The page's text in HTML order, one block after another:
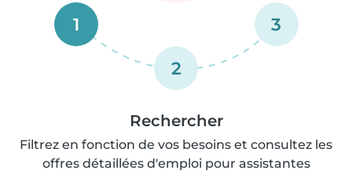
1
2
3
Rechercher
Filtrez en fonction de vos besoins et consultez les
offres détaillées d'emploi pour assistantes